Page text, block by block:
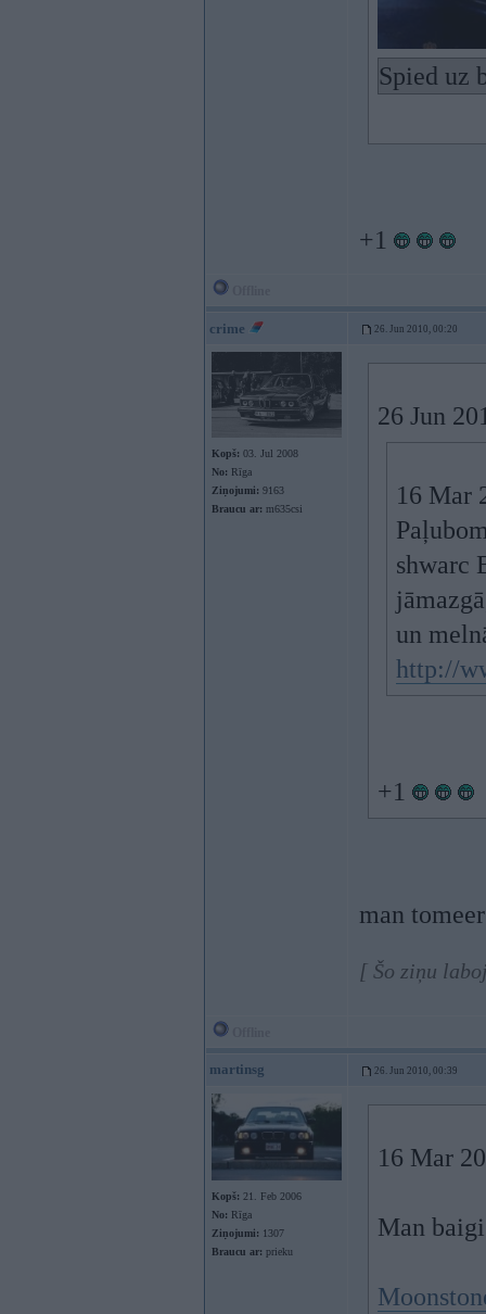
Spied uz
+1
crime 26. Jun 2010, 00:20
Kopš: 03. Jul 2008
No: Rīga
Ziņojumi: 9163
Braucu ar: m635csi
26 Jun
16 Mar
shwarc
un
http://
+1
man
[ Šo ziņu
martinsg 26. Jun 2010, 00:39
Kopš: 21. Feb 2006
No: Rīga
Ziņojumi: 1307
Braucu ar: prieku
16 Mar
Man